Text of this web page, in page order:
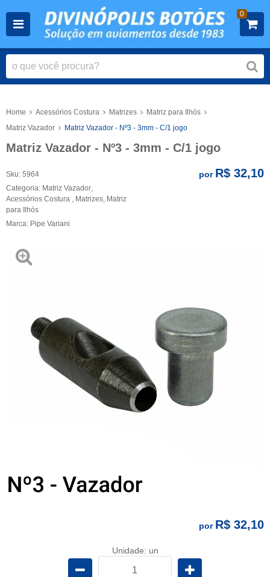
0
Home Acessórios Costura Matrizes
Matriz para Ilhós
Matriz Vazador
Matriz Vazador - Nº3 - 3mm - C/1 jogo
Matriz Vazador - Nº3 - 3mm - C/1 jogo
Sku: 5964
Categoria: Matriz Vazador
Acessórios Costura
Matrizes Matriz
para Ilhós
Marca: Pipe Variani
por R$ 32,10
por R$ 32,10
Unidade: un